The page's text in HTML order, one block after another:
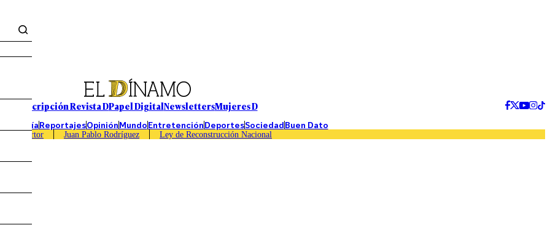
Suscripción Revista DPapel DigitalNewslettersMujeres D
EconomíaReportajesOpiniónMundoEntretenciónDeportesSociedadBuen Dato
Caso Sartor Juan Pablo Rodríguez Ley de Reconstrucción Nacional